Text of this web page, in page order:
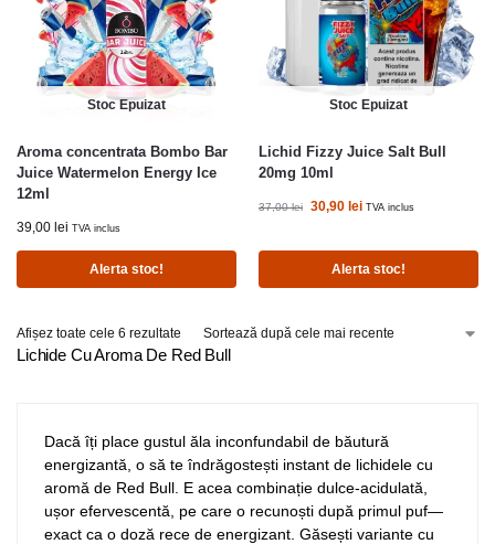
Stoc Epuizat
Aroma concentrata Bombo Bar
Juice Watermelon Energy Ice
12ml
39,00 lei TVA inclus
Alerta stoc!
Stoc Epuizat
Lichid Fizzy Juice Salt Bull
20mg 10ml
37,00lei 30,90 lei TVA inclus
Alerta stoc!
Afișez toate cele 6 rezultate
Lichide Cu Aroma De Red Bull
Dacă îți place gustul ăla inconfundabil de băutură
energizantă, o să te îndrăgostești instant de lichidele cu
aromă de Red Bull. E acea combinație dulce-acidulată,
ușor efervescentă, pe care o recunoști după primul puf—
exact ca o doză rece de energizant. Găsești variante cu